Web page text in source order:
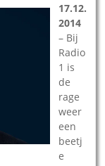
17.12.
2014
– Bij
Radio
1 is
de
rage
weer
een
beetj
e